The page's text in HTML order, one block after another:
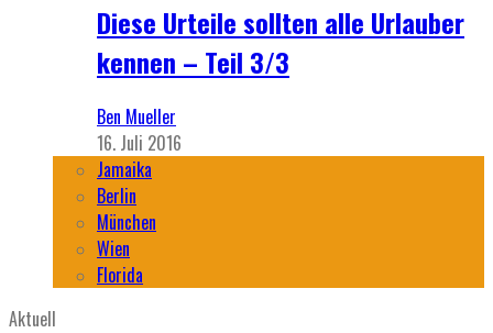
Diese Urteile sollten alle Urlauber
kennen – Teil 3/3
Ben Mueller
16. Juli 2016
Jamaika
Berlin
München
Wien
Florida
Aktuell